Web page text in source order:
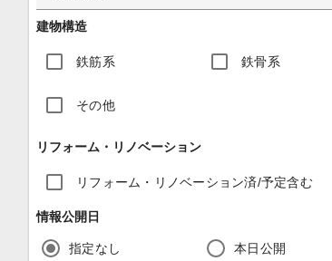
建物構造
鉄筋系 鉄骨系
その他
リフォーム・リノベーション
リフォーム・リノベーション済/予定含む
情報公開日
指定なし 本日公開